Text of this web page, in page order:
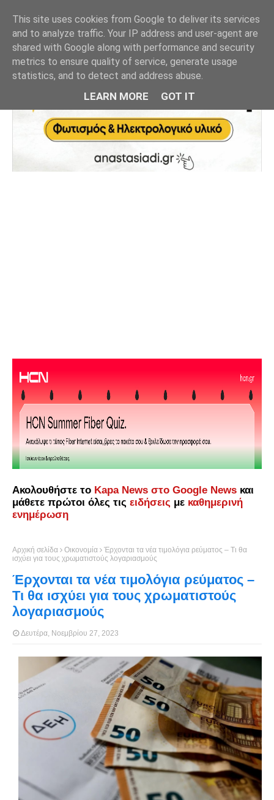
Ακολουθήστε το Kapa News στο Google News και
μάθετε πρώτοι όλες τις ειδήσεις με καθημερινή
ενημέρωση
Αρχική σελίδα Οικονομία
Έρχονται τα νέα τιμολόγια ρεύματος – Τι θα
ισχύει για τους χρωματιστούς λογαριασμούς
Έρχονται τα νέα τιμολόγια ρεύματος –
Τι θα ισχύει για τους χρωματιστούς
λογαριασμούς
Δευτέρα, Νοεμβρίου 27, 2023
This site uses cookies from Google to deliver its services
and to analyze traffic. Your IP address and user-agent are
shared with Google along with performance and security
metrics to ensure quality of service, generate usage
statistics, and to detect and address abuse.
LEARN MORE GOT IT